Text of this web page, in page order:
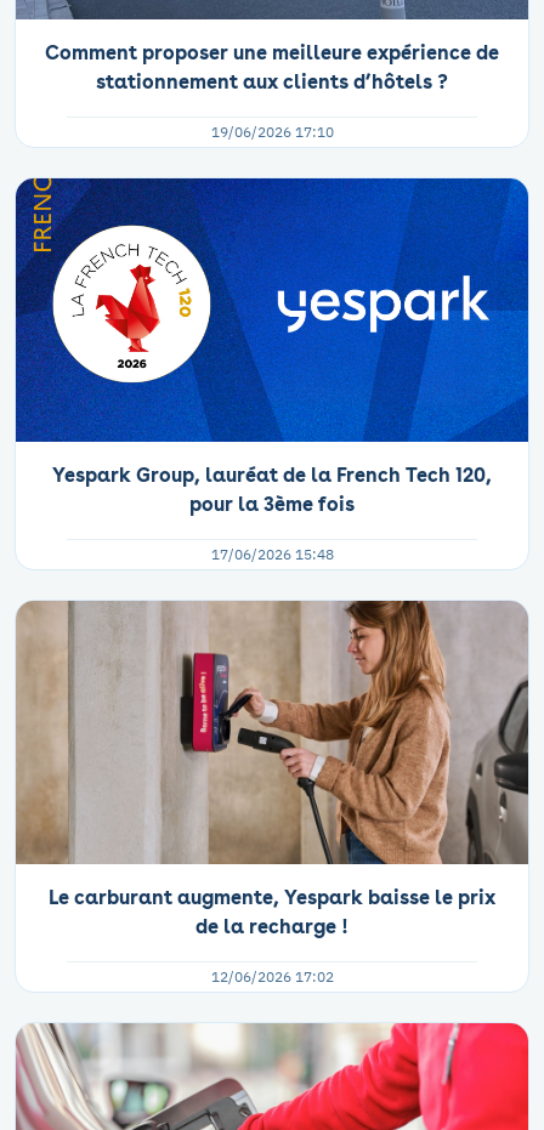
Comment proposer une meilleure expérience de
stationnement aux clients d’hôtels ?
19/06/2026 17:10
Yespark Group, lauréat de la French Tech 120,
pour la 3ème fois
17/06/2026 15:48
Le carburant augmente, Yespark baisse le prix
de la recharge !
12/06/2026 17:02